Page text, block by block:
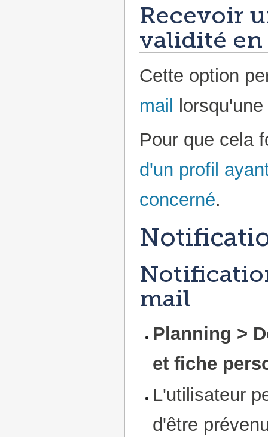
Recevoir
validité
Cette option
mail
Pour que cela
d'un profil
concerné.
mail
Planning >
et fiche
L'utilisateur
d'être